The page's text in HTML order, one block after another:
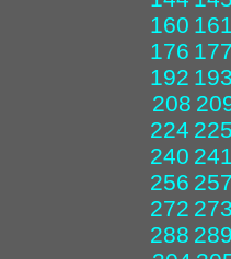
160 161
176 177
192 193
208
224 225
240 241
256 257
272 273
288 289